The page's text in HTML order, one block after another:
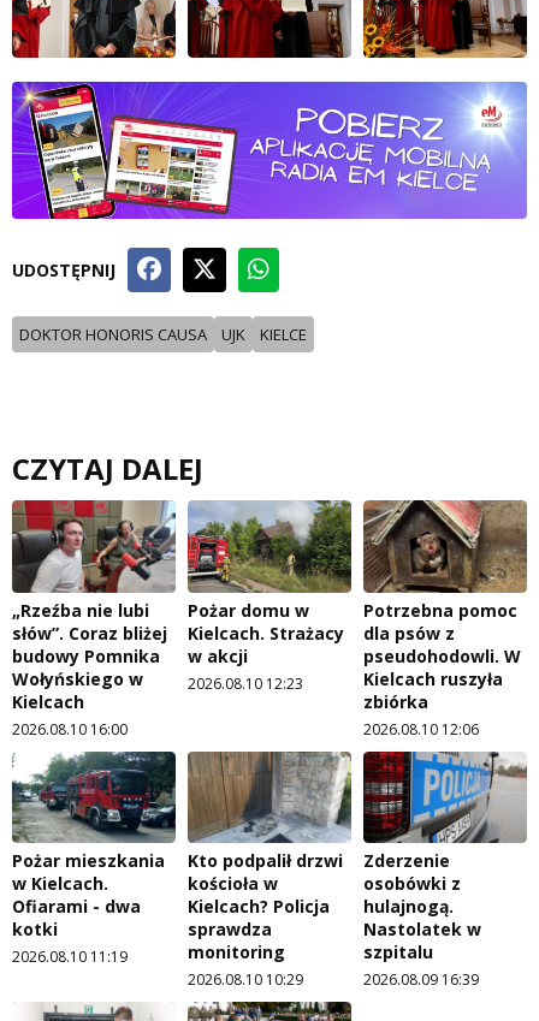
UDOSTĘPNIJ
DOKTOR HONORIS CAUSA UJK KIELCE
CZYTAJ DALEJ
„Rzeźba nie lubi
słów”. Coraz bliżej
budowy Pomnika
Wołyńskiego w
Kielcach
2026.08.10 16:00
Pożar domu w
Kielcach. Strażacy
w akcji
2026.08.10 12:23
Potrzebna pomoc
dla psów z
pseudohodowli. W
Kielcach ruszyła
zbiórka
2026.08.10 12:06
Pożar mieszkania
w Kielcach.
Ofiarami - dwa
kotki
2026.08.10 11:19
Kto podpalił drzwi
kościoła w
Kielcach? Policja
sprawdza
monitoring
2026.08.10 10:29
Zderzenie
osobówki z
hulajnogą.
Nastolatek w
szpitalu
2026.08.09 16:39